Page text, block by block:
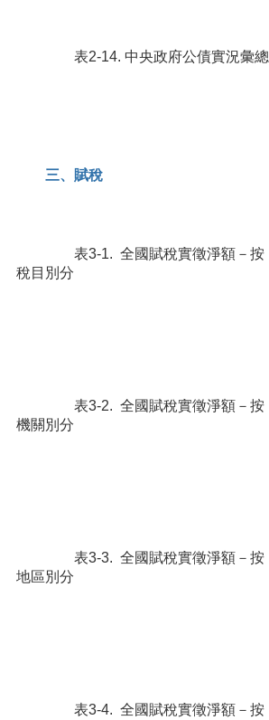
表2-14. 中央政府公債實況彙總
三、賦稅
表3-1. 全國賦稅實徵淨額－按
稅目別分
表3-2. 全國賦稅實徵淨額－按
機關別分
表3-3. 全國賦稅實徵淨額－按
地區別分
表3-4. 全國賦稅實徵淨額－按